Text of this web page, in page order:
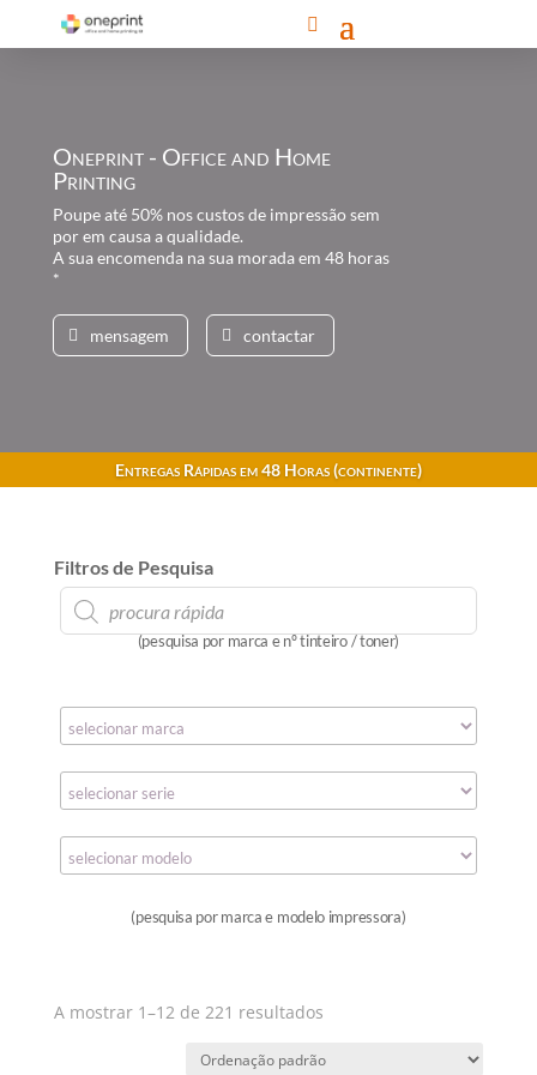
Oneprint - Office and Home
Printing
Poupe até 50% nos custos de impressão sem
por em causa a qualidade.
A sua encomenda na sua morada em 48 horas
*
mensagem contactar
Entregas Rápidas em 48 Horas (continente)
Filtros de Pesquisa
Products
search
(pesquisa por marca e nº tinteiro / toner)
(pesquisa por marca e modelo impressora)
A mostrar 1–12 de 221 resultados